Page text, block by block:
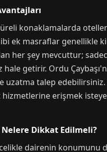
konaklamalarda
ek masraflar genellikle
her şey mevcuttur;
hale getirir. Ordu
uzatma talep
erişmek
Nelere Dikkat Edilmeli?
dairenin